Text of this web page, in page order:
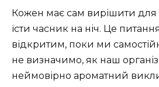
Кожен має сам вирішити
їсти часник на ніч. Це
відкритим, поки ми
не визначимо, як наш
неймовірно ароматний